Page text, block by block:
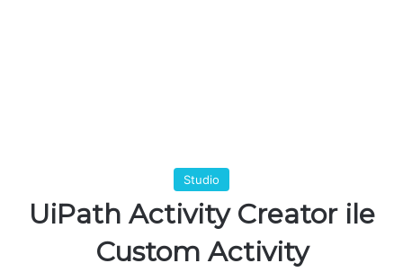
Studio
UiPath Activity Creator ile
Custom Activity